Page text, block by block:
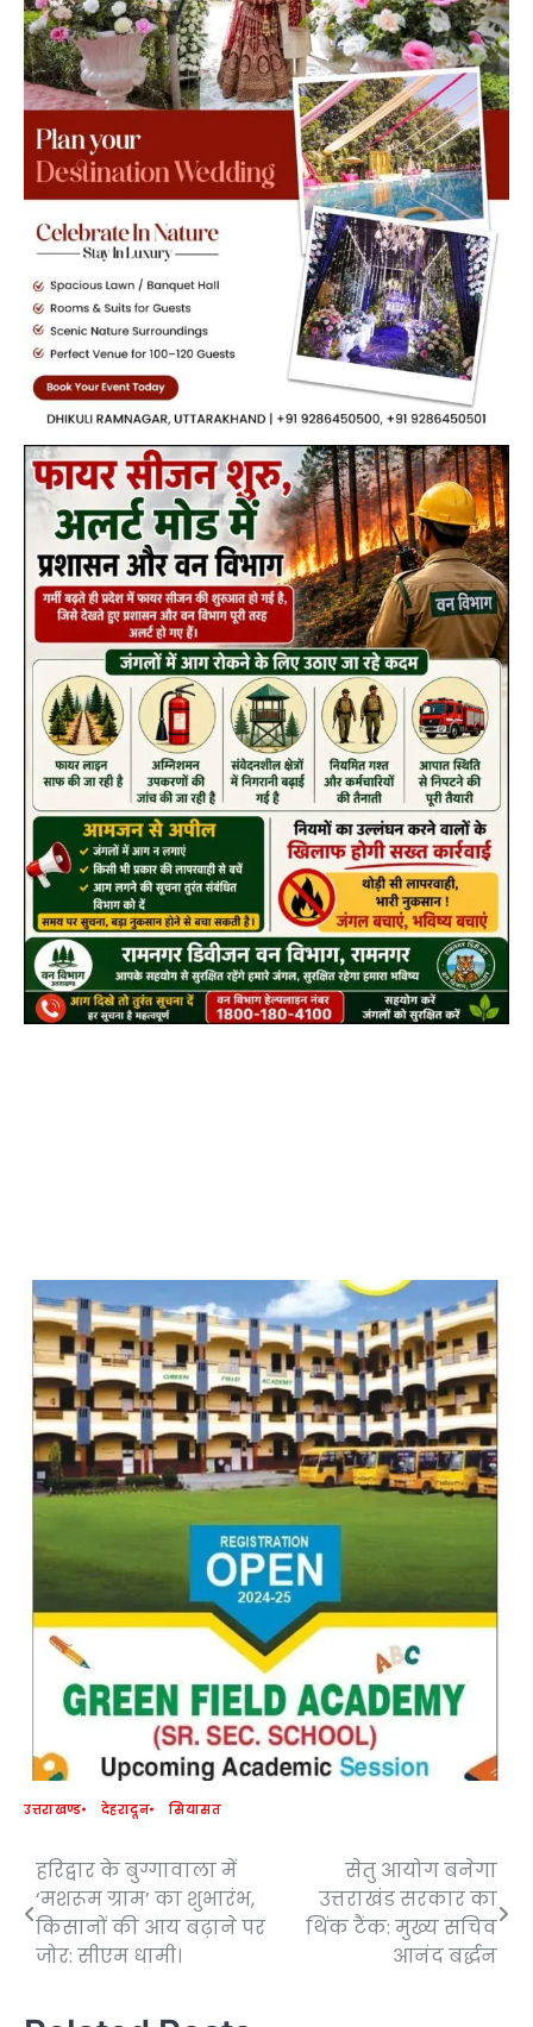
उत्तराखण्ड देहरादून सियासत
Post
navigation
हरिद्वार के बुग्गावाला में
‘मशरूम ग्राम’ का शुभारंभ,
किसानों की आय बढ़ाने पर
जोर: सीएम धामी।
सेतु आयोग बनेगा
उत्तराखंड सरकार का
थिंक टैंक: मुख्य सचिव
आनंद बर्द्धन